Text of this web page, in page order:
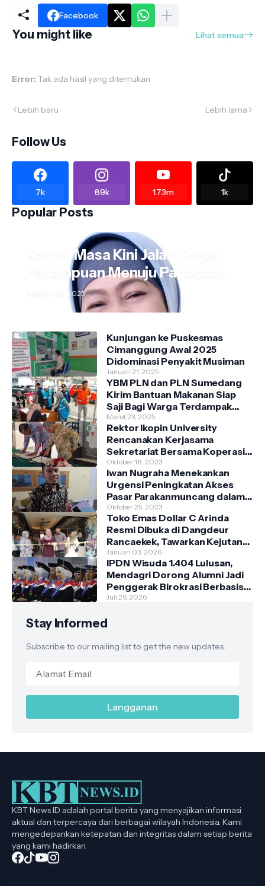
Facebook
You might like Lihat semua
Error: Tak ada hasil yang ditemukan
Lebih baru Lebih lama
Follow Us
7k 89k 1.73m 1k
Popular Posts
Kartini Masa Kini Jalan Terjal
Perempuan Menuju Parlemen
April 22, 2025
Kunjungan ke Puskesmas
Cimanggung Awal 2025
Didominasi Penyakit Musiman
Januari 21, 2025
YBM PLN dan PLN Sumedang
Kirim Bantuan Makanan Siap
Saji Bagi Warga Terdampak
Banjir Kecamatan Cimanggung
Maret 23, 2025
Rektor Ikopin University
Rencanakan Kerjasama
Sekretariat Bersama Koperasi
Indonesia
Oktober 18, 2023
Iwan Nugraha Menekankan
Urgensi Peningkatan Akses
Pasar Parakanmuncang dalam
Penanganan Stunting
Oktober 25, 2023
Toko Emas Dollar C Arinda
Resmi Dibuka di Dangdeur
Rancaekek, Tawarkan Kejutan
Spesial Grand Opening
Januari 03, 2026
IPDN Wisuda 1.404 Lulusan,
Mendagri Dorong Alumni Jadi
Penggerak Birokrasi Berbasis
Pengetahuan
Juli 26, 2026
Stay Informed
Subscribe to our mailing list to get the new updates.
KBT News ID adalah portal berita yang menyajikan informasi
aktual dan terpercaya dari berbagai wilayah Indonesia. Kami
mengedepankan ketepatan dan integritas dalam setiap berita
yang kami hadirkan.